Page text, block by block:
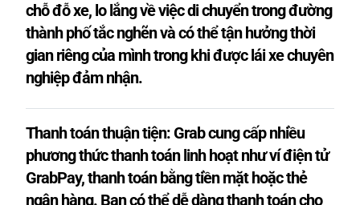
chỗ đỗ xe, lo lắng về việc di chuyển trong đường
thành phố tắc nghẽn và có thể tận hưởng thời
gian riêng của mình trong khi được lái xe chuyên
nghiệp đảm nhận.
Thanh toán thuận tiện: Grab cung cấp nhiều
phương thức thanh toán linh hoạt như ví điện tử
GrabPay, thanh toán bằng tiền mặt hoặc thẻ
ngân hàng. Bạn có thể dễ dàng thanh toán cho